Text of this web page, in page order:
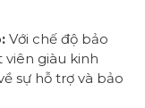
Với chế độ bảo
viên giàu kinh
sự hỗ trợ và bảo